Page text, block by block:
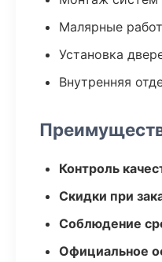
Малярные
Установка
Внутренняя
Контроль
Скидки при
Соблюдение
Официальное